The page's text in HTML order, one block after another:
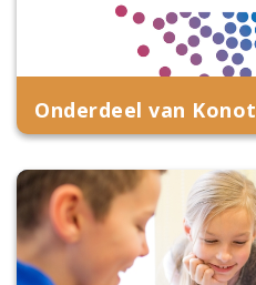
Onderdeel van Konot